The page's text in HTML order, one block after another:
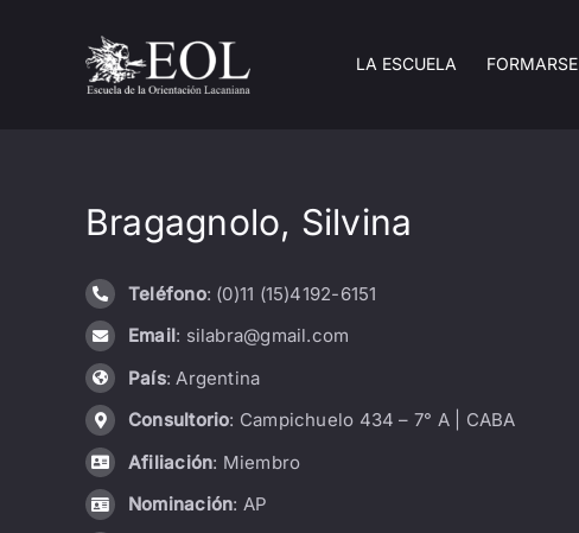
contenido
LA ESCUELA FORMARSE
Bragagnolo, Silvina
Teléfono: (0)11 (15)4192-6151
Email: silabra@gmail.com
País: Argentina
Consultorio: Campichuelo 434 – 7° A | CABA
Afiliación: Miembro
Nominación: AP